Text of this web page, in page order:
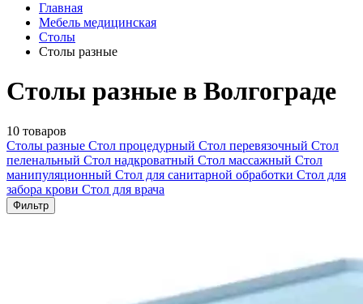
Главная
Мебель медицинская
Столы
Столы разные
Столы разные в Волгограде
10 товаров
Столы разные Стол процедурный Стол перевязочный Стол
пеленальный Стол надкроватный Стол массажный Стол
манипуляционный Стол для санитарной обработки Стол для
забора крови Стол для врача
Фильтр